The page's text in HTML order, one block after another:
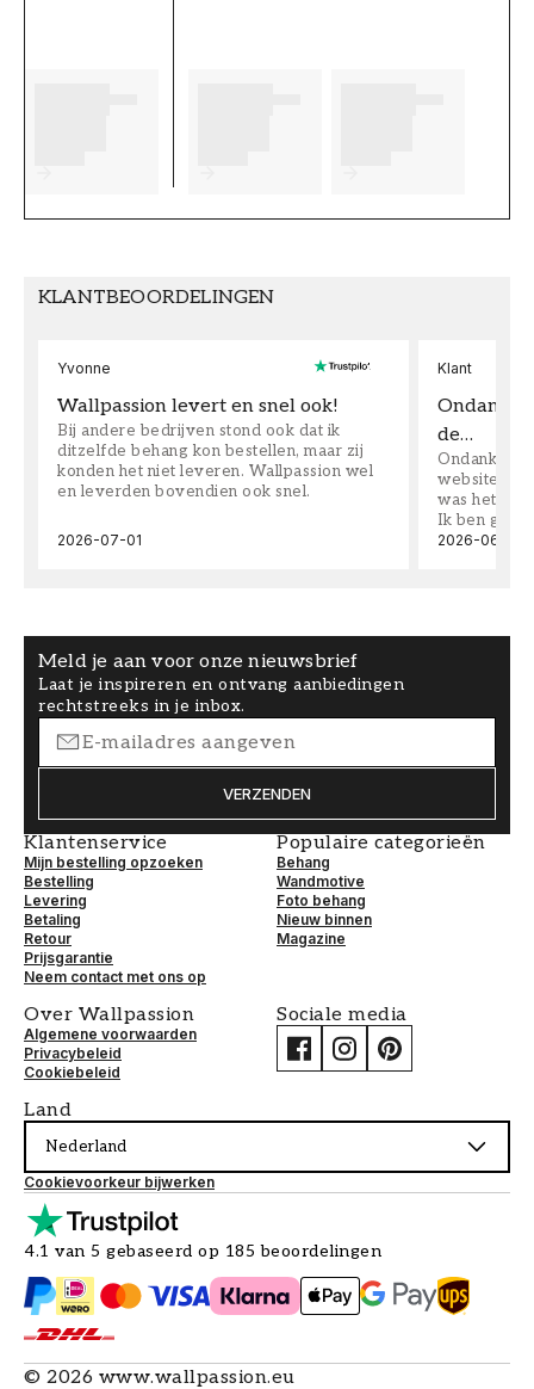
KLANTBEOORDELINGEN
Yvonne
Wallpassion levert en snel ook!
Bij andere bedrijven stond ook dat ik
ditzelfde behang kon bestellen, maar zij
konden het niet leveren. Wallpassion wel
en leverden bovendien ook snel.
2026-07-01
Klant
Ondanks
de…
Ondanks
website
was het
Ik ben
2026-06-08
Meld je aan voor onze nieuwsbrief
Laat je inspireren en ontvang aanbiedingen
rechtstreeks in je inbox.
VERZENDEN
Klantenservice
Mijn bestelling opzoeken
Bestelling
Levering
Betaling
Retour
Prijsgarantie
Neem contact met ons op
Populaire categorieën
Behang
Wandmotive
Foto behang
Nieuw binnen
Magazine
Over Wallpassion
Algemene voorwaarden
Privacybeleid
Cookiebeleid
Sociale media
Land
Nederland
Cookievoorkeur bijwerken
4.1 van 5 gebaseerd op 185 beoordelingen
© 2026 www.wallpassion.eu